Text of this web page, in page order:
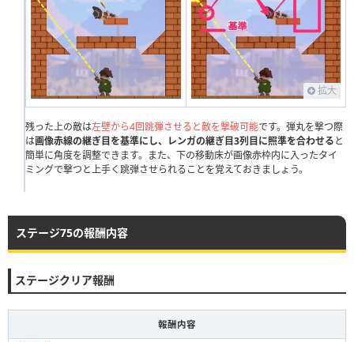
231 232 233 235 236 237 238 239 240
拡大
残った上の敵は左壁から4回跳弾させると敵を撃破可能です。弾丸を撃つ際
は画像赤線の継ぎ目を基準にし、レンガの継ぎ目3列目に照準を合わせると
簡単に角度を調整できます。また、下の移動床が画像赤枠内に入ったタイ
ミングで撃つと上手く跳弾させられることを覚えておきましょう。
ステージ75の報酬内容
ステージクリア報酬
報酬内容